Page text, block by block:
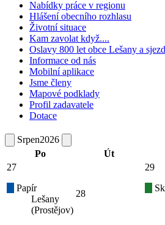
Nabídky práce v regionu
Hlášení obecního rozhlasu
Životní situace
Kam zavolat když....
Oslavy 800 let obce Lešany a
Informace od nás
Mobilní aplikace
Jsme členy
Mapové podklady
Profil zadavatele
Dotace
Srpen2026
Po
Út
27
Papír
Lešany
(Prostějov)
28
29